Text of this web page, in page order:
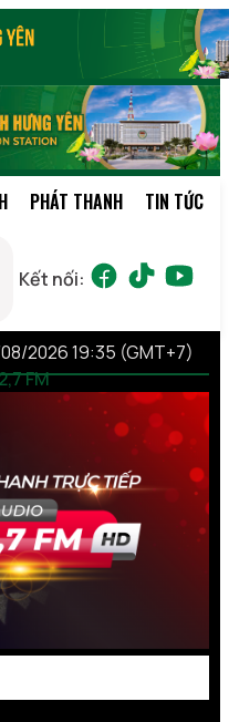
PHÁT THANH TIN TỨC
Kết nối:
FM
2026 19:35 (GMT+7)